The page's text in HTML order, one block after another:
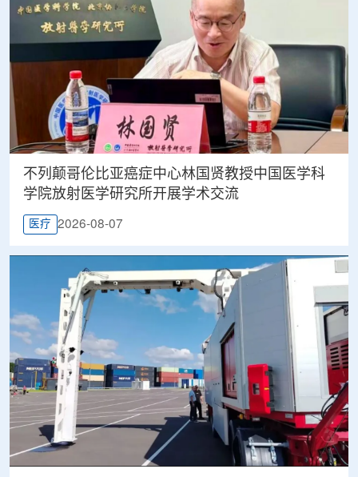
不列颠哥伦比亚癌症中心林国贤教授中国医学科
学院放射医学研究所开展学术交流
医疗 2026-08-07